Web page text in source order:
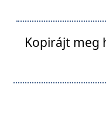
Kopirájt meg